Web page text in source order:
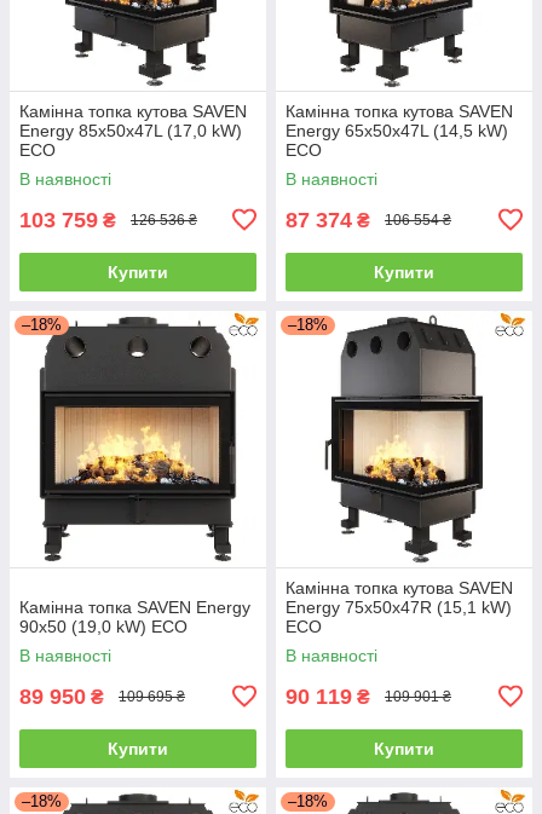
Камінна топка кутова SAVEN
Energy 85х50х47L (17,0 kW)
ECO
В наявності
103 759 ₴ 126 536 ₴
Купити
Камінна топка кутова SAVEN
Energy 65х50х47L (14,5 kW)
ECO
В наявності
87 374 ₴ 106 554 ₴
Купити
–18%
Камінна топка SAVEN Energy
90х50 (19,0 kW) ECO
В наявності
89 950 ₴ 109 695 ₴
Купити
–18%
Камінна топка кутова SAVEN
Energy 75х50х47R (15,1 kW)
ECO
В наявності
90 119 ₴ 109 901 ₴
Купити
–18% –18%